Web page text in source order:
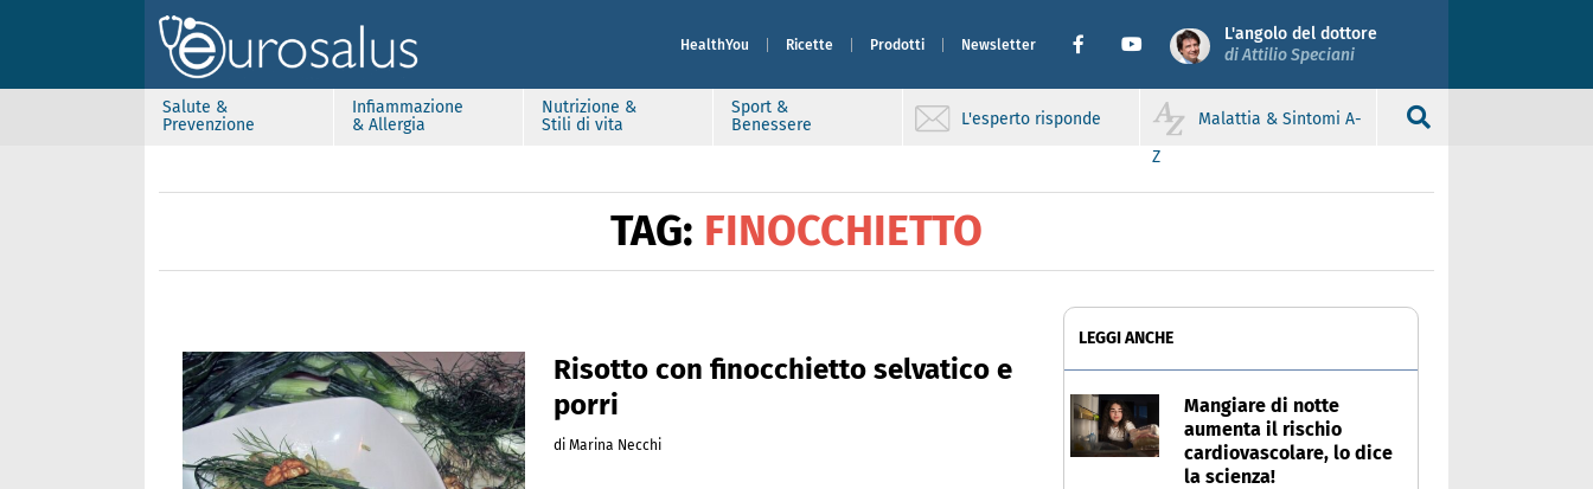
HealthYou Ricette Prodotti Newsletter
L'angolo del dottore
di Attilio Speciani
Salute &
Prevenzione
Infiammazione
& Allergia
Nutrizione &
Stili di vita
Sport &
Benessere
L'esperto risponde
Malattia & Sintomi A-
Z
TAG: FINOCCHIETTO
Risotto con finocchietto selvatico e
porri
di Marina Necchi
LEGGI ANCHE
Mangiare di notte
aumenta il rischio
cardiovascolare, lo dice
la scienza!